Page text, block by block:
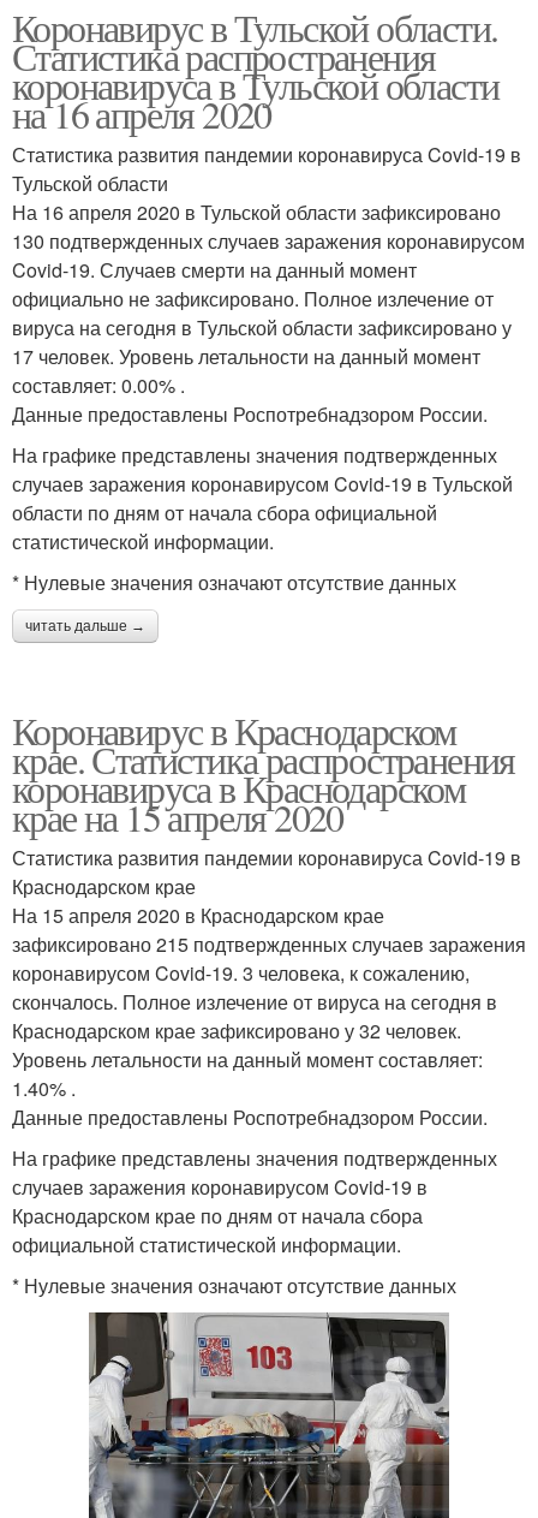
Коронавирус в Тульской области.
Статистика распространения
коронавируса в Тульской области
на 16 апреля 2020
Статистика развития пандемии коронавируса Covid-19 в
Тульской области
На 16 апреля 2020 в Тульской области зафиксировано
130 подтвержденных случаев заражения коронавирусом
Covid-19. Случаев смерти на данный момент
официально не зафиксировано. Полное излечение от
вируса на сегодня в Тульской области зафиксировано у
17 человек. Уровень летальности на данный момент
составляет: 0.00% .
Данные предоставлены Роспотребнадзором России.
На графике представлены значения подтвержденных
случаев заражения коронавирусом Covid-19 в Тульской
области по дням от начала сбора официальной
статистической информации.
* Нулевые значения означают отсутствие данных
читать дальше →
Коронавирус в Краснодарском
крае. Статистика распространения
коронавируса в Краснодарском
крае на 15 апреля 2020
Статистика развития пандемии коронавируса Covid-19 в
Краснодарском крае
На 15 апреля 2020 в Краснодарском крае
зафиксировано 215 подтвержденных случаев заражения
коронавирусом Covid-19. 3 человека, к сожалению,
скончалось. Полное излечение от вируса на сегодня в
Краснодарском крае зафиксировано у 32 человек.
Уровень летальности на данный момент составляет:
1.40% .
Данные предоставлены Роспотребнадзором России.
На графике представлены значения подтвержденных
случаев заражения коронавирусом Covid-19 в
Краснодарском крае по дням от начала сбора
официальной статистической информации.
* Нулевые значения означают отсутствие данных